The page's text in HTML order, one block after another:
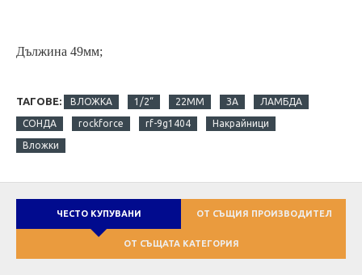
Дължина 49мм;
ТАГОВЕ: ВЛОЖКА 1/2“ 22ММ ЗА ЛАМБДА
СОНДА rockforce rf-9g1404 Накрайници
Вложки
ЧЕСТО КУПУВАНИ ОТ СЪЩИЯ ПРОИЗВОДИТЕЛ
ОТ СЪЩАТА КАТЕГОРИЯ